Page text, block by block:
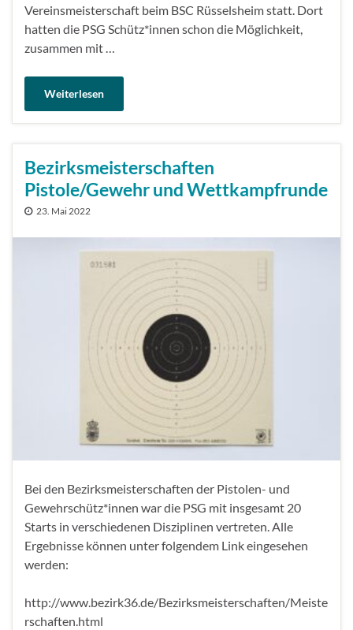
Vereinsmeisterschaft beim BSC Rüsselsheim statt. Dort
hatten die PSG Schütz*innen schon die Möglichkeit,
zusammen mit …
Weiterlesen
Bezirksmeisterschaften
Pistole/Gewehr und Wettkampfrunde
23. Mai 2022
Bei den Bezirksmeisterschaften der Pistolen- und
Gewehrschütz*innen war die PSG mit insgesamt 20
Starts in verschiedenen Disziplinen vertreten. Alle
Ergebnisse können unter folgendem Link eingesehen
werden:
http://www.bezirk36.de/Bezirksmeisterschaften/Meiste
rschaften.html